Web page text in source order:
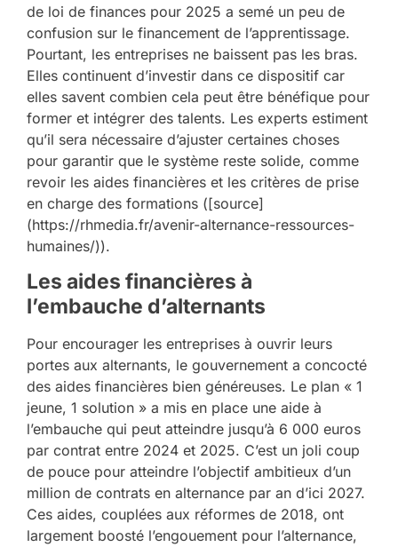
de loi de finances pour 2025 a semé un peu de
confusion sur le financement de l’apprentissage.
Pourtant, les entreprises ne baissent pas les bras.
Elles continuent d’investir dans ce dispositif car
elles savent combien cela peut être bénéfique pour
former et intégrer des talents. Les experts estiment
qu’il sera nécessaire d’ajuster certaines choses
pour garantir que le système reste solide, comme
revoir les aides financières et les critères de prise
en charge des formations ([source]
(https://rhmedia.fr/avenir-alternance-ressources-
humaines/)).
Les aides financières à
l’embauche d’alternants
Pour encourager les entreprises à ouvrir leurs
portes aux alternants, le gouvernement a concocté
des aides financières bien généreuses. Le plan « 1
jeune, 1 solution » a mis en place une aide à
l’embauche qui peut atteindre jusqu’à 6 000 euros
par contrat entre 2024 et 2025. C’est un joli coup
de pouce pour atteindre l’objectif ambitieux d’un
million de contrats en alternance par an d’ici 2027.
Ces aides, couplées aux réformes de 2018, ont
largement boosté l’engouement pour l’alternance,